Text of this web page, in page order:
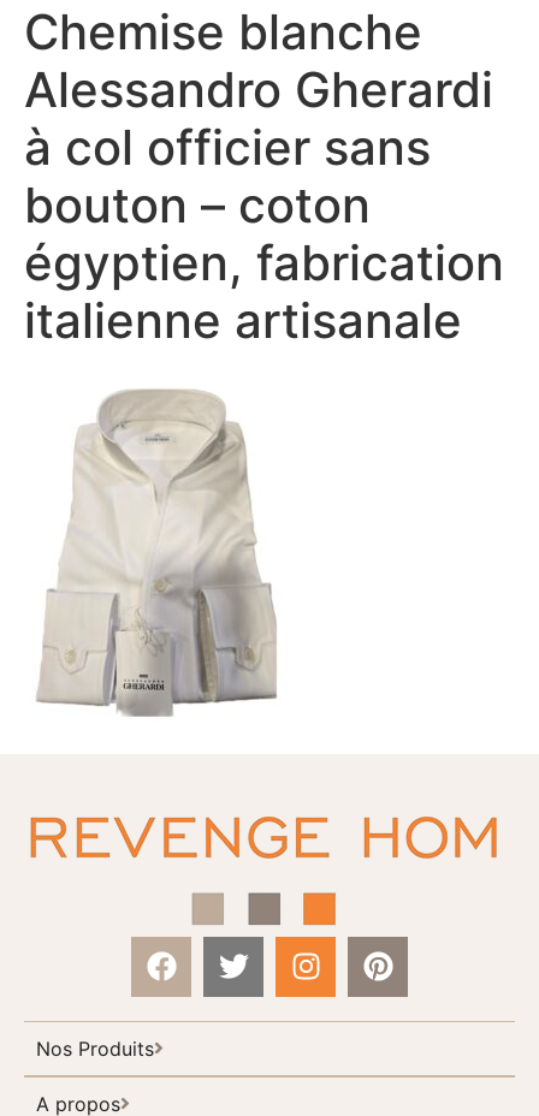
Chemise blanche
Alessandro Gherardi
à col officier sans
bouton – coton
égyptien, fabrication
italienne artisanale
Nos Produits
A propos